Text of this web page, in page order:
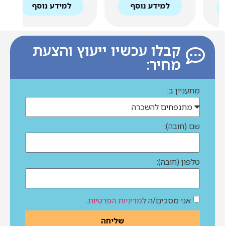
למידע נוסף למידע נוסף
קבלו עכשיו ייעוץ והצעת
מחיר:
מתעניין ב:
שם (חובה):
טלפון (חובה):
אני מסכים/ה למדיניות הפרטיות.
שליחה